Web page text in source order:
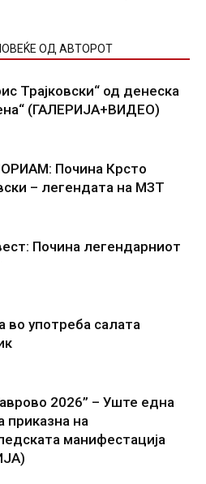
ОД АВТОРОТ
Трајковски“ од денеска
(ГАЛЕРИЈА+ВИДЕО)
Почина Крсто
– легендата на МЗТ
Почина легендарниот
во употреба салата
2026” – Уште една
приказна на
манифестација